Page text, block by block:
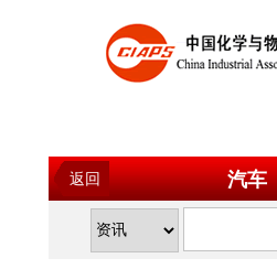
返回 汽车